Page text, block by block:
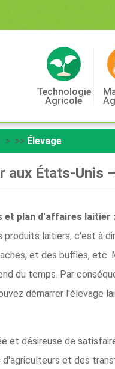
Technologie
Agricole
> >> Élevage
aux États-Unis
et plan d'affaires laitier :
laitiers, c'est à
et des buffles, etc.
du temps. Par
démarrer l'élevage
et désireuse de
et des